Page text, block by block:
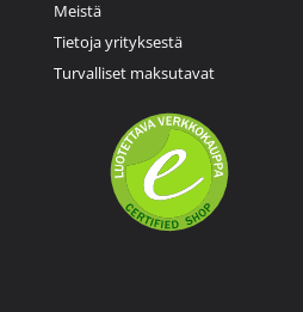
Meistä
Tietoja yrityksestä
Turvalliset maksutavat